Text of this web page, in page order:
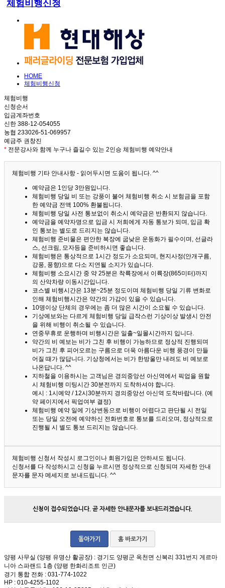
체험비행신청
HOME
체험비행신청
체험비행
신청순서
입금계좌번호
신한 388-12-054055
농협 233026-51-069957
예금주 권창진
* 전문강사와 함께 누구나 즐길수 있는 2인승 체험비행 예약안내
체험비행 기타 안내사항 - 읽어두시면 도움이 됩니다. ^^
예약금은 1인당 3만원입니다.
체험비행 당일 비 또는 강풍이 불어 체험비행 취소 시 보험금을 포함
한 예약금 전액 100% 환불됩니다.
체험비행 당일 사전 통보없이 취소시 예약금은 반환되지 않습니다.
예약금을 예약자명으로 입금 시 저희에게 자동 통보가 되며, 입금 확
인 통보는 별도로 드리지는 않습니다.
체험비행 준비물은 편안한 복장에 굽낮은 운동화가 필수이며, 선글라
스, 선크림, 모자등을 준비하시면 좋습니다.
체험비행은 통상적으로 1시간 정도가 소요되며, 현지사정(안개구름,
강풍, 풍향)으로 다소 지연될 소지가 있습니다.
체험비행 소요시간 중 약 25분은 착륙장에서 이륙장(865미터)까지
의 산악차량 이동시간입니다.
코스별 비행시간은 13분~25분 정도이며 체험비행 당일 기류 변화로
인해 체험비행시간은 약간의 가감이 있을 수 있습니다.
10명이상 단체의 경우에는 좀 더 많은 시간이 소요될 수 있습니다.
기상예보와는 다르게 체험비행 당일 급작스런 기상이상 발생시 안전
을 위해 비행이 취소될 수 있습니다.
연중무휴로 운행하며 비행시간은 일출~일몰시간까지 입니다.
약간의 비 예보는 비가 그친 후 비행이 가능하므로 정상적 진행되며
비가 그친 후 피어오르는 구름으로 더욱 아름다운 비행 풍경이 만들
어질 때가 많답니다. 기상청에서는 비가 한방울만 내려도 비 예보로
나온답니다. ^^
지하철을 이용하시는 고객님은 경의중앙선 아신역에서 픽업을 원할
시 체험비행 미팅시간 30분전까지 도착하셔야 합니다.
예시 : 1시예약 / 12시30분까지 경의중앙선 아신역 도착바랍니다. (예
약 페이지에서 픽업여부 결정)
체험비행 예약 일에 기상변동으로 비행이 어렵다고 판단될 시 전일
또는 당일 오전에 예약하신 전화번호로 통보를 드리오며, 정상적으로
진행될 시 별도 통보 드리지는 않습니다.
체험비행 신청서 작성시 로그인이나 회원가입은 안하셔도 됩니다.
신청서를 다 작성하시고 신청을 누르시면 정상적으로 신청되며 자세한 안내
문자를 문자 메세지로 보내드립니다. ^^
신청이 접수되었습니다. 곧 자세한 안내문자를 보내드리겠습니다.
돌아가기 홈 바로가기
양평 사무실 (양평 유명산 활공장) : 경기도 양평군 옥천면 신복리 331번지 게르마
니아 스파랜드 1층 (양평 한화리조트 인근)
경기 통합 전화 : 031-774-1022
HP : 010-4255-1102